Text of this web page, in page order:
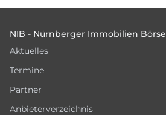
NIB - Nürnberger Immobilien Börse
Aktuelles
Termine
Partner
Anbieterverzeichnis